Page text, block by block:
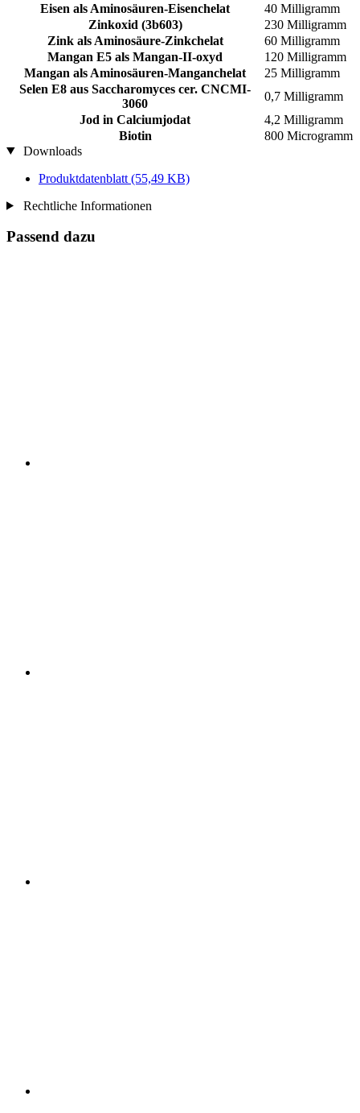
Eisen als Aminosäuren-Eisenchelat
40 Milligramm
Zinkoxid (3b603)
230 Milligramm
Zink als Aminosäure-Zinkchelat
60 Milligramm
Mangan E5 als Mangan-II-oxyd
120 Milligramm
Mangan als Aminosäuren-Manganchelat
25 Milligramm
Selen E8 aus Saccharomyces cer. CNCMI-
3060
0,7 Milligramm
Jod in Calciumjodat
4,2 Milligramm
Biotin
800 Microgramm
Downloads
Produktdatenblatt (55,49 KB)
Rechtliche Informationen
Passend dazu